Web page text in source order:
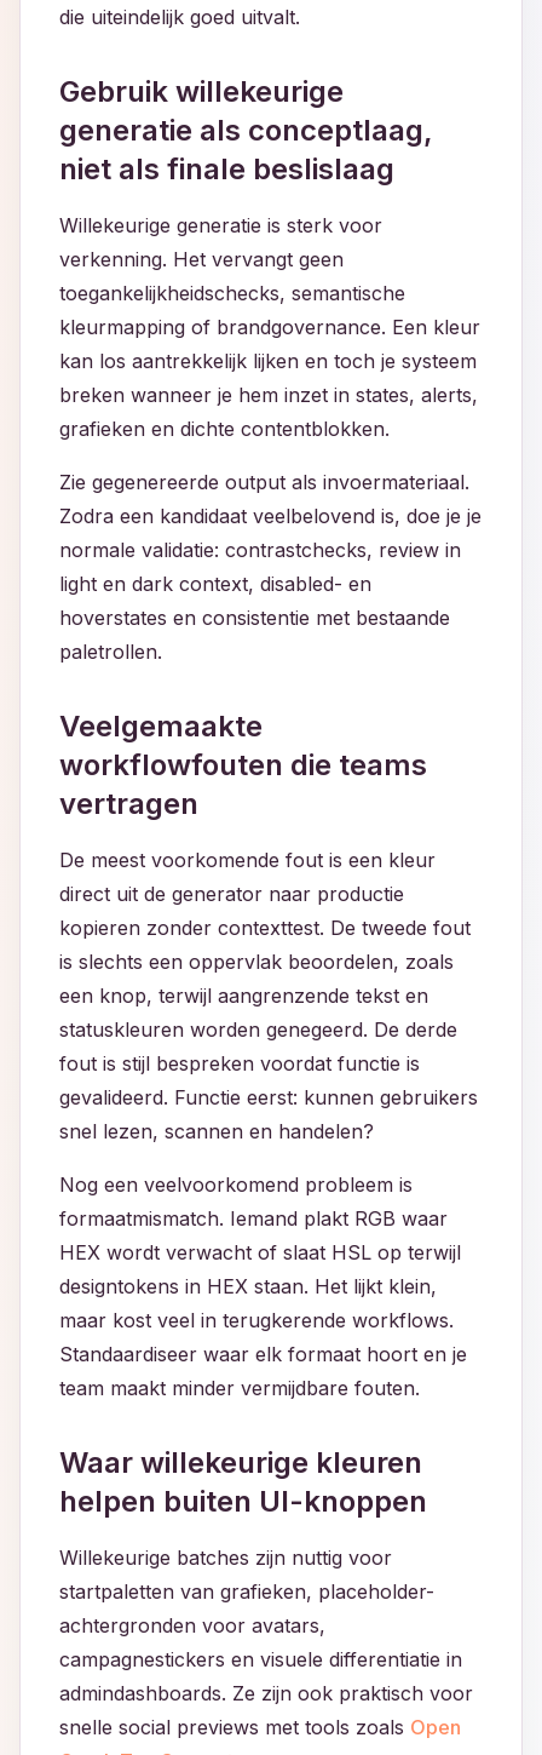
die uiteindelijk goed uitvalt.
Gebruik willekeurige
generatie als conceptlaag,
niet als finale beslislaag
Willekeurige generatie is sterk voor
verkenning. Het vervangt geen
toegankelijkheidschecks, semantische
kleurmapping of brandgovernance. Een kleur
kan los aantrekkelijk lijken en toch je systeem
breken wanneer je hem inzet in states, alerts,
grafieken en dichte contentblokken.
Zie gegenereerde output als invoermateriaal.
Zodra een kandidaat veelbelovend is, doe je je
normale validatie: contrastchecks, review in
light en dark context, disabled- en
hoverstates en consistentie met bestaande
paletrollen.
Veelgemaakte
workflowfouten die teams
vertragen
De meest voorkomende fout is een kleur
direct uit de generator naar productie
kopieren zonder contexttest. De tweede fout
is slechts een oppervlak beoordelen, zoals
een knop, terwijl aangrenzende tekst en
statuskleuren worden genegeerd. De derde
fout is stijl bespreken voordat functie is
gevalideerd. Functie eerst: kunnen gebruikers
snel lezen, scannen en handelen?
Nog een veelvoorkomend probleem is
formaatmismatch. Iemand plakt RGB waar
HEX wordt verwacht of slaat HSL op terwijl
designtokens in HEX staan. Het lijkt klein,
maar kost veel in terugkerende workflows.
Standaardiseer waar elk formaat hoort en je
team maakt minder vermijdbare fouten.
Waar willekeurige kleuren
helpen buiten UI-knoppen
Willekeurige batches zijn nuttig voor
startpaletten van grafieken, placeholder-
achtergronden voor avatars,
campagnestickers en visuele differentiatie in
admindashboards. Ze zijn ook praktisch voor
snelle social previews met tools zoals Open